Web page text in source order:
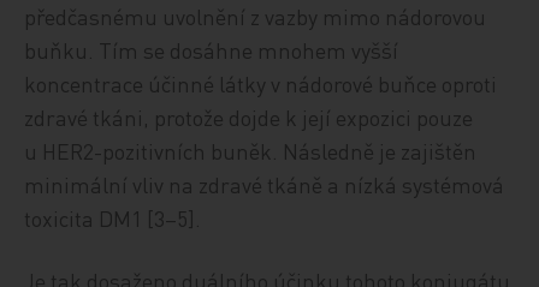
předčasnému uvolnění z vazby mimo nádorovou
buňku. Tím se dosáhne mnohem vyšší
koncentrace účinné látky v nádorové buňce oproti
zdravé tkáni, protože dojde k její expozici pouze
u HER2-pozitivních buněk. Následně je zajištěn
minimální vliv na zdravé tkáně a nízká systémová
toxicita DM1 [3–5].
Je tak dosaženo duálního účinku tohoto konjugátu